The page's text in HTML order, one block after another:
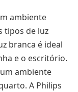
ambiente
tipos de luz
branca é ideal
e o escritório.
ambiente
A Philips